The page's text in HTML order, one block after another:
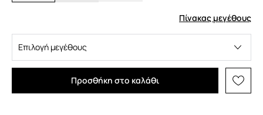
Πίνακας μεγέθους
Επιλογή μεγέθους
Προσθήκη στο καλάθι